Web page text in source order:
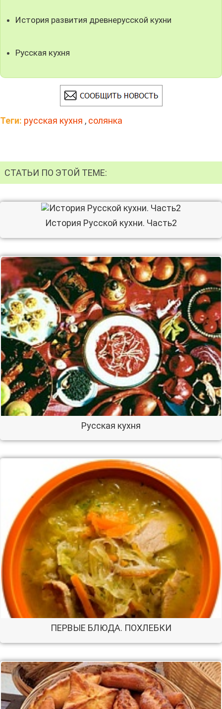
История развития древнерусской кухни
Русская кухня
Теги: русская кухня , солянка
СТАТЬИ ПО ЭТОЙ ТЕМЕ:
История Русской кухни. Часть2
Русская кухня
ПЕРВЫЕ БЛЮДА. ПОХЛЕБКИ